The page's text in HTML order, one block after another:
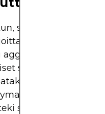
sen
reagoivat
seuraavan
laaja
selväksi, että nämä